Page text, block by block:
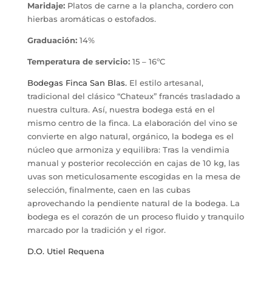
Maridaje: Platos de carne a la plancha, cordero con
hierbas aromáticas o estofados.
Graduación:14%
Temperatura de servicio:15 – 16ºC
Bodegas Finca San Blas. El estilo artesanal,
tradicional del clásico “Chateux” francés trasladado a
nuestra cultura. Así, nuestra bodega está en el
mismo centro de la finca. La elaboración del vino se
convierte en algo natural, orgánico, la bodega es el
núcleo que armoniza y equilibra: Tras la vendimia
manual y posterior recolección en cajas de 10 kg, las
uvas son meticulosamente escogidas en la mesa de
selección, finalmente, caen en las cubas
aprovechando la pendiente natural de la bodega. La
bodega es el corazón de un proceso fluido y tranquilo
marcado por la tradición y el rigor.
D.O. Utiel Requena